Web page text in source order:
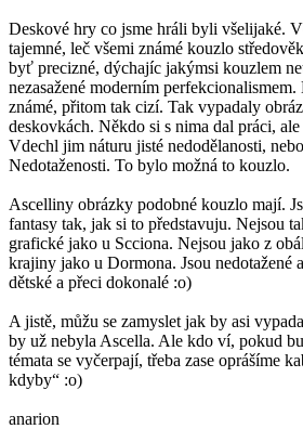
Deskové hry co jsme hráli byli všelijaké.
tajemné, leč všemi známé kouzlo
byť precizné, dýchajíc jakýmsi kouzlem
nezasažené moderním
známé, přitom tak cizí. Tak vypadaly
deskovkách. Někdo si s nima dal práci,
Vdechl jim náturu jisté nedodělanosti,
Nedotaženosti. To bylo možná to kouzlo.
Ascelliny obrázky podobné kouzlo mají.
fantasy tak, jak si to představuju. Nejsou
grafické jako u Scciona. Nejsou jako z
krajiny jako u Dormona. Jsou nedotažené
dětské a přeci dokonalé :o)
A jistě, můžu se zamyslet jak by asi
by už nebyla Ascella. Ale kdo ví, pokud
témata se vyčerpají, třeba zase oprášíme
kdyby“ :o)
anarion